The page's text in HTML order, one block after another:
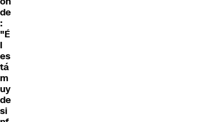
de
:
"É
l
es
tá
m
uy
de
si